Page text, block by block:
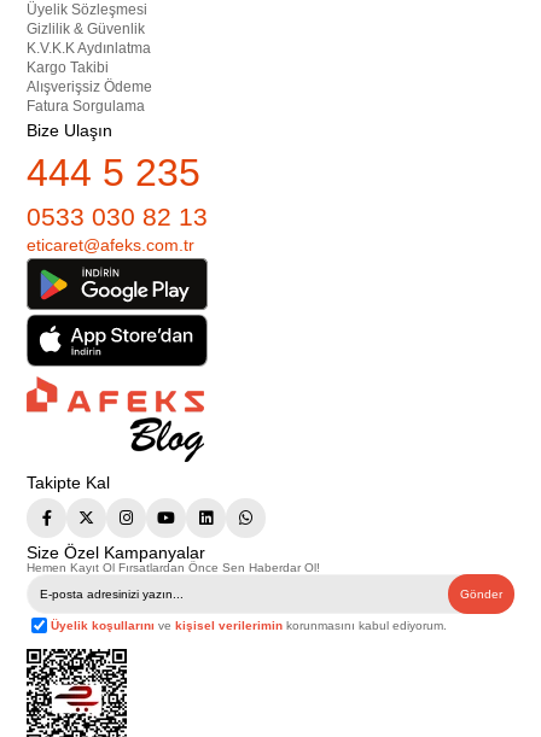
Üyelik Sözleşmesi
Gizlilik & Güvenlik
K.V.K.K Aydınlatma
Kargo Takibi
Alışverişsiz Ödeme
Fatura Sorgulama
Bize Ulaşın
444 5 235
0533 030 82 13
eticaret@afeks.com.tr
Takipte Kal
Size Özel Kampanyalar
Hemen Kayıt Ol Fırsatlardan Önce Sen Haberdar Ol!
Gönder
Üyelik koşullarını vekişisel verilerimin korunmasını kabul ediyorum.